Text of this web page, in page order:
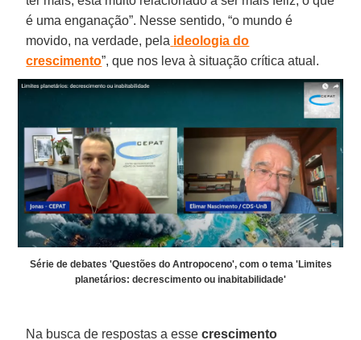
é uma enganação”. Nesse sentido, “o mundo é
movido, na verdade, pela ideologia do
crescimento”, que nos leva à situação crítica atual.
Série de debates 'Questões do Antropoceno', com o tema 'Limites
planetários: decrescimento ou inabitabilidade'
Na busca de respostas a essecrescimento